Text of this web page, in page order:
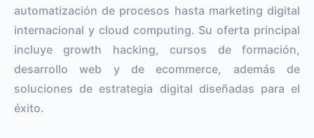
automatización de procesos hasta marketing digital
internacional y cloud computing. Su oferta principal
incluye growth hacking, cursos de formación,
desarrollo web y de ecommerce, además de
soluciones de estrategia digital diseñadas para el
éxito.